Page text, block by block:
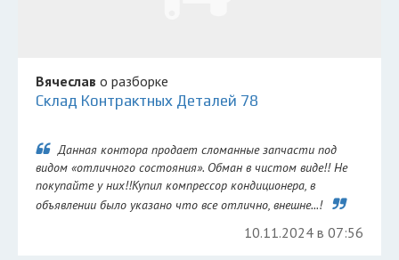
Вячеслав о разборке
Склад Контрактных Деталей 78
Данная контора продает сломанные запчасти под
видом «отличного состояния». Обман в чистом виде!! Не
покупайте у них!!Купил компрессор кондиционера, в
объявлении было указано что все отлично, внешне...!
10.11.2024 в 07:56